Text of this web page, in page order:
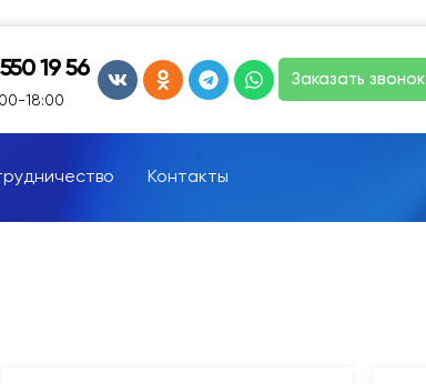
19 56
18:00
Заказать звонок
Контакты